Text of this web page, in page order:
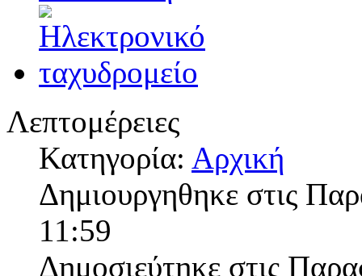
Λεπτομέρειες
Κατηγορία: Αρχική
Δημιουργηθηκε στις
11:59
Δημοσιεύτηκε στις